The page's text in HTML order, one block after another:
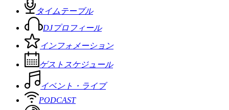
タイムテーブル
DJプロフィール
インフォメーション
ゲストスケジュール
イベント・ライブ
PODCAST